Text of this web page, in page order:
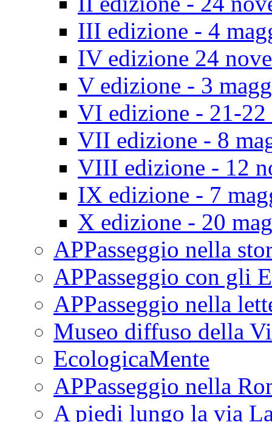
III edizione - 4
IV edizione 24
V edizione - 3
VI edizione - 21-22
VII edizione - 8
VIII edizione - 12
IX edizione - 7
X edizione - 20
APPasseggio nella
APPasseggio con gli
APPasseggio nella
Museo diffuso della
EcologicaMente
APPasseggio nella
A piedi lungo la via